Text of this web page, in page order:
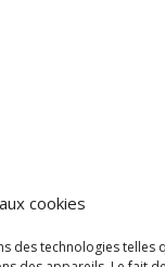
cookies
des technologies telles